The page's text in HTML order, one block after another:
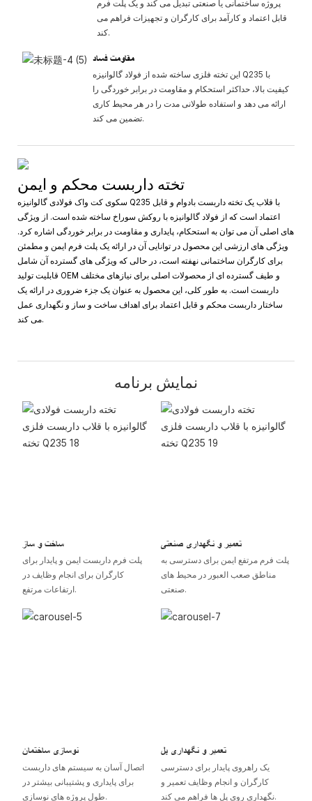
پروژه ساختمانی یا صنعتی تبدیل می کند و یک پلت فرم
قابل اعتماد و کارآمد برای کارگران و تجهیزات فراهم می
کند.
مقاومت فساد
این تخته فلزی ساخته شده از فولاد گالوانیزه Q235 با
کیفیت بالا، حداکثر استحکام و مقاومت در برابر خوردگی را
ارائه می دهد و استفاده طولانی مدت را در هر محیط کاری
تضمین می کند.
تخته داربست محکم و ایمن
سکوی کت واک فولادی گالوانیزه Q235 با قلاب یک تخته داربست بادوام و قابل
اعتماد است که از فولاد گالوانیزه با روکش سوراخ ساخته شده است. از ویژگی
های اصلی آن می توان به استحکام، پایداری و مقاومت در برابر خوردگی اشاره کرد.
ویژگی های ارزشی این محصول در توانایی آن در ارائه یک پلت فرم ایمن و مطمئن
برای کارگران ساختمانی نهفته است، در حالی که ویژگی های گسترده آن شامل
قابلیت تولید OEM و طیف گسترده ای از محصولات اصلی برای نیازهای مختلف
داربست است. به طور کلی، این محصول به عنوان یک جزء ضروری در ارائه یک
ساختار داربست محکم و قابل اعتماد برای اهداف ساخت و ساز و نگهداری عمل
می کند.
نمایش برنامه
ساخت و ساز
پلت فرم داربست ایمن و پایدار برای
کارگران برای انجام وظایف در
ارتفاعات مرتفع.
تعمیر و نگهداری صنعتی
پلت فرم مرتفع ایمن برای دسترسی به
مناطق صعب العبور در محیط های
صنعتی.
نوسازی ساختمان
اتصال آسان به سیستم های داربست
برای پایداری و پشتیبانی بیشتر در
طول پروژه های نوسازی.
تعمیر و نگهداری پل
یک راهروی پایدار برای دسترسی
کارگران و انجام وظایف تعمیر و
نگهداری روی پل ها فراهم می کند.